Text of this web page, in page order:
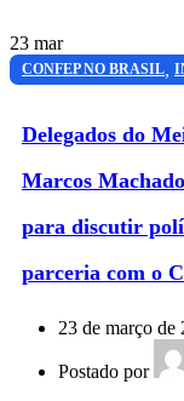
23 mar
CONFEP NO BRASIL,
Delegados do
Marcos
para discutir
parceria com o
23 de março de
Postado por